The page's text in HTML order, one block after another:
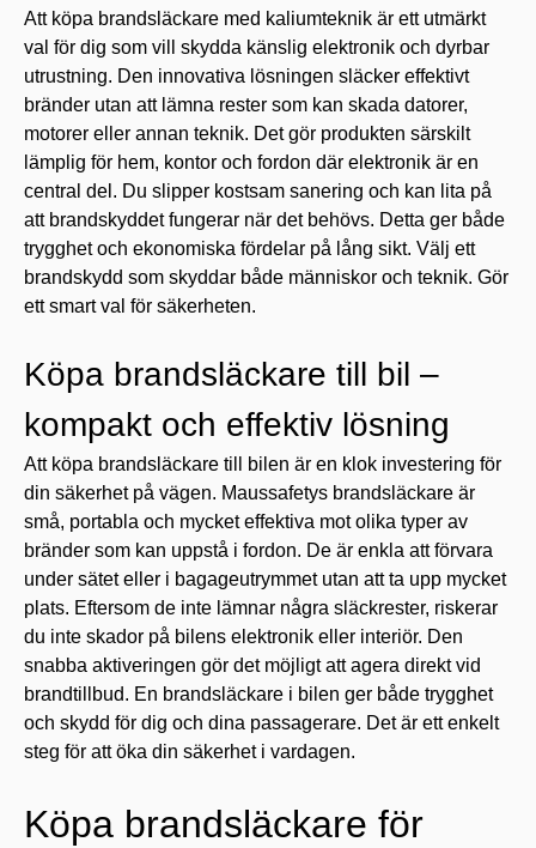
Att köpa brandsläckare med kaliumteknik är ett utmärkt
val för dig som vill skydda känslig elektronik och dyrbar
utrustning. Den innovativa lösningen släcker effektivt
bränder utan att lämna rester som kan skada datorer,
motorer eller annan teknik. Det gör produkten särskilt
lämplig för hem, kontor och fordon där elektronik är en
central del. Du slipper kostsam sanering och kan lita på
att brandskyddet fungerar när det behövs. Detta ger både
trygghet och ekonomiska fördelar på lång sikt. Välj ett
brandskydd som skyddar både människor och teknik. Gör
ett smart val för säkerheten.
Köpa brandsläckare till bil –
kompakt och effektiv lösning
Att köpa brandsläckare till bilen är en klok investering för
din säkerhet på vägen. Maussafetys brandsläckare är
små, portabla och mycket effektiva mot olika typer av
bränder som kan uppstå i fordon. De är enkla att förvara
under sätet eller i bagageutrymmet utan att ta upp mycket
plats. Eftersom de inte lämnar några släckrester, riskerar
du inte skador på bilens elektronik eller interiör. Den
snabba aktiveringen gör det möjligt att agera direkt vid
brandtillbud. En brandsläckare i bilen ger både trygghet
och skydd för dig och dina passagerare. Det är ett enkelt
steg för att öka din säkerhet i vardagen.
Köpa brandsläckare för